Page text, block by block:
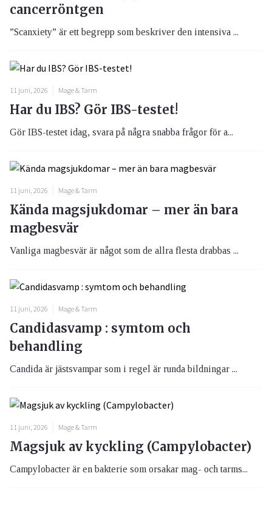
cancerröntgen
”Scanxiety” är ett begrepp som beskriver den intensiva ...
11 juni, 2026 Mage & Tarm
Har du IBS? Gör IBS-testet!
Gör IBS-testet idag, svara på några snabba frågor för a...
11 juni, 2026 Mage & Tarm
Kända magsjukdomar – mer än bara
magbesvär
Vanliga magbesvär är något som de allra flesta drabbas ...
11 juni, 2026 Mage & Tarm
Candidasvamp : symtom och
behandling
Candida är jästsvampar som i regel är runda bildningar ...
11 juni, 2026 Mage & Tarm
Magsjuk av kyckling (Campylobacter)
Campylobacter är en bakterie som orsakar mag- och tarms...